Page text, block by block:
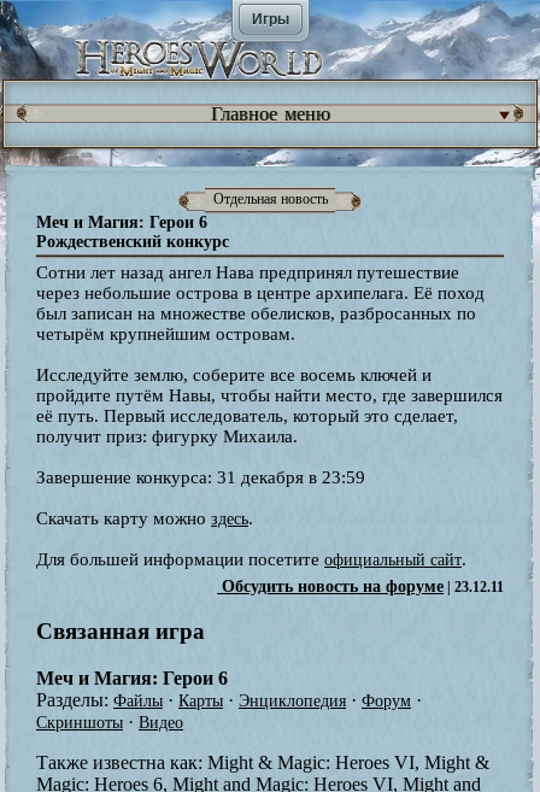
Игры
Главное меню
Отдельная новость
Меч и Магия: Герои 6
Рождественский конкурс
Сотни лет назад ангел Нава предпринял путешествие
через небольшие острова в центре архипелага. Её поход
был записан на множестве обелисков, разбросанных по
четырём крупнейшим островам.
Исследуйте землю, соберите все восемь ключей и
пройдите путём Навы, чтобы найти место, где завершился
её путь. Первый исследователь, который это сделает,
получит приз: фигурку Михаила.
Завершение конкурса: 31 декабря в 23:59
Скачать карту можно здесь.
Для большей информации посетите официальный сайт.
Обсудить новость на форуме | 23.12.11
Связанная игра
Меч и Магия: Герои 6
Разделы: Файлы · Карты · Энциклопедия · Форум ·
Скриншоты · Видео
Также известна как: Might & Magic: Heroes VI, Might &
Magic: Heroes 6, Might and Magic: Heroes VI, Might and